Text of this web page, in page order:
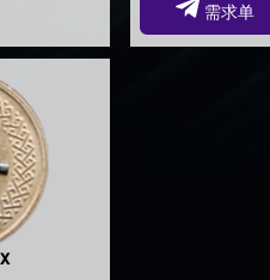
需求单